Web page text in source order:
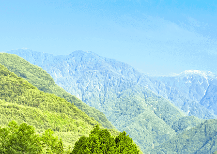
ス
が
た
つ
映
え
る